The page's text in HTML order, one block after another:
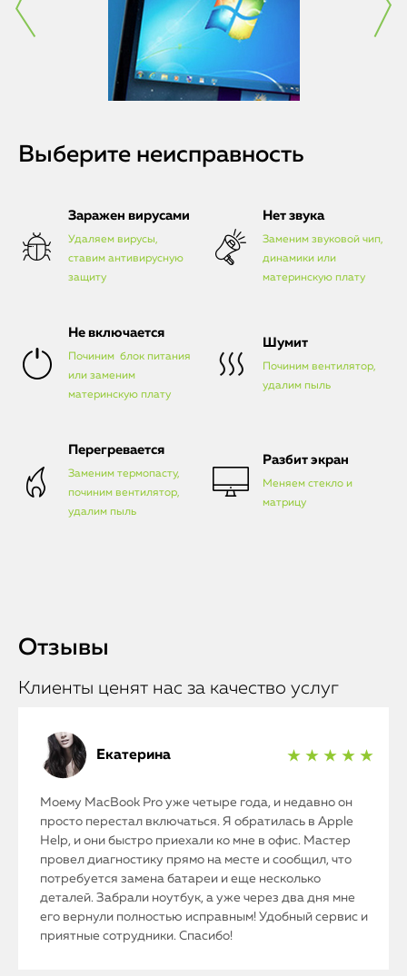
Выберите неисправность
Заражен вирусами
Удаляем вирусы,
ставим антивирусную
защиту
Нет звука
Заменим звуковой чип,
динамики или
материнскую плату
Не включается
Починим блок питания
или заменим
материнскую плату
Шумит
Починим вентилятор,
удалим пыль
Перегревается
Заменим термопасту,
починим вентилятор,
удалим пыль
Разбит экран
Меняем стекло и
матрицу
Отзывы
Клиенты ценят нас за качество услуг
Екатерина ★ ★ ★ ★ ★
Моему MacBook Pro уже четыре года, и недавно он
просто перестал включаться. Я обратилась в Apple
Help, и они быстро приехали ко мне в офис. Мастер
провел диагностику прямо на месте и сообщил, что
потребуется замена батареи и еще несколько
деталей. Забрали ноутбук, а уже через два дня мне
его вернули полностью исправным! Удобный сервис и
приятные сотрудники. Спасибо!